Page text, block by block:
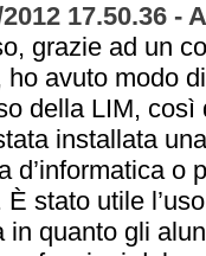
2012 17.50.36 -
grazie ad un
ho avuto modo
della LIM,
installata
d’informatica
È stato utile
in quanto gli